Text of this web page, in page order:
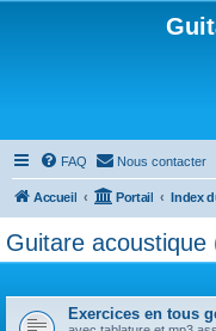
FAQ Nous contacter
Accueil Portail
Guitare acoustique
Exercices en tous